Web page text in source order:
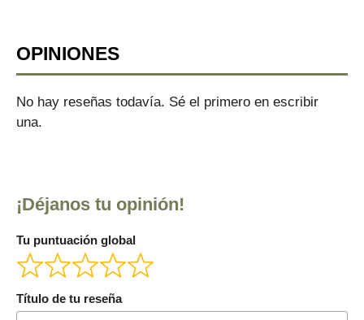
OPINIONES
No hay reseñas todavía. Sé el primero en escribir
una.
¡Déjanos tu opinión!
Tu puntuación global
Título de tu reseña